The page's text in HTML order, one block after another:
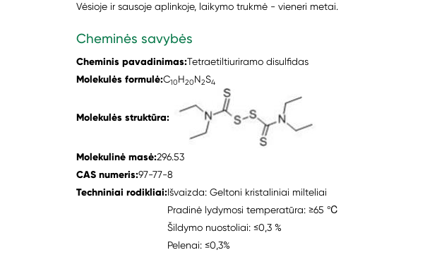
Vėsioje ir sausoje aplinkoje, laikymo trukmė - vieneri metai.
Cheminės savybės
Cheminis pavadinimas:Tetraetiltiuriramo disulfidas
Molekulės formulė:C10H20N2S4
Molekulės struktūra:
Molekulinė masė:296.53
CAS numeris:97-77-8
Techniniai rodikliai:Išvaizda: Geltoni kristaliniai milteliai
Pradinė lydymosi temperatūra: ≥65 ℃
Šildymo nuostoliai: ≤0,3 %
Pelenai: ≤0,3%